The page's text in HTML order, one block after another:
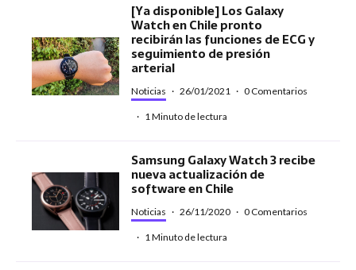
[Ya disponible] Los Galaxy
Watch en Chile pronto
recibirán las funciones de ECG y
seguimiento de presión
arterial
Noticias · 26/01/2021 · 0 Comentarios
· 1 Minuto de lectura
Samsung Galaxy Watch 3 recibe
nueva actualización de
software en Chile
Noticias · 26/11/2020 · 0 Comentarios
· 1 Minuto de lectura